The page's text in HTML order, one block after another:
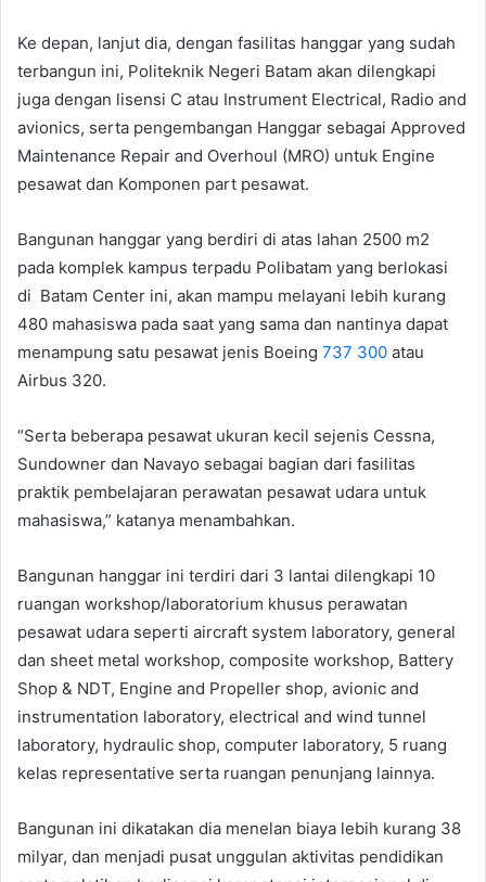
Ke depan, lanjut dia, dengan fasilitas hanggar yang sudah
terbangun ini, Politeknik Negeri Batam akan dilengkapi
juga dengan lisensi C atau Instrument Electrical, Radio and
avionics, serta pengembangan Hanggar sebagai Approved
Maintenance Repair and Overhoul (MRO) untuk Engine
pesawat dan Komponen part pesawat.
Bangunan hanggar yang berdiri di atas lahan 2500 m2
pada komplek kampus terpadu Polibatam yang berlokasi
di Batam Center ini, akan mampu melayani lebih kurang
480 mahasiswa pada saat yang sama dan nantinya dapat
menampung satu pesawat jenis Boeing 737 300 atau
Airbus 320.
“Serta beberapa pesawat ukuran kecil sejenis Cessna,
Sundowner dan Navayo sebagai bagian dari fasilitas
praktik pembelajaran perawatan pesawat udara untuk
mahasiswa,” katanya menambahkan.
Bangunan hanggar ini terdiri dari 3 lantai dilengkapi 10
ruangan workshop/laboratorium khusus perawatan
pesawat udara seperti aircraft system laboratory, general
dan sheet metal workshop, composite workshop, Battery
Shop & NDT, Engine and Propeller shop, avionic and
instrumentation laboratory, electrical and wind tunnel
laboratory, hydraulic shop, computer laboratory, 5 ruang
kelas representative serta ruangan penunjang lainnya.
Bangunan ini dikatakan dia menelan biaya lebih kurang 38
milyar, dan menjadi pusat unggulan aktivitas pendidikan